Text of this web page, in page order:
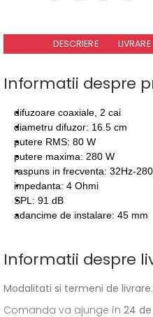
DESCRIERE
Informatii despre
difuzoare coaxiale, 2 cai
diametru difuzor: 16.5 cm
putere RMS: 80 W
putere maxima: 280 W
raspuns in frecventa: 32Hz-
impedanta: 4 Ohmi
SPL: 91 dB
adancime de instalare: 45 mm
Informatii despre
Modalitati si termeni de livrare:
Comanda va ajunge în 24